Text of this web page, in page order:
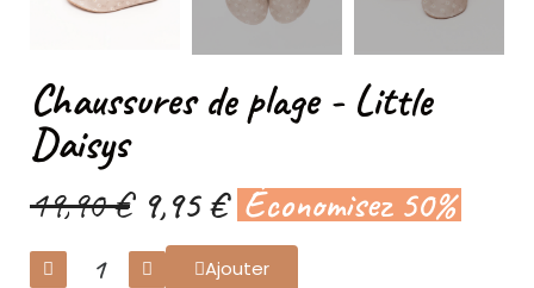
Chaussures de plage - Little
Daisys
19,90 € 9,95 € Économisez 50%
Ajouter